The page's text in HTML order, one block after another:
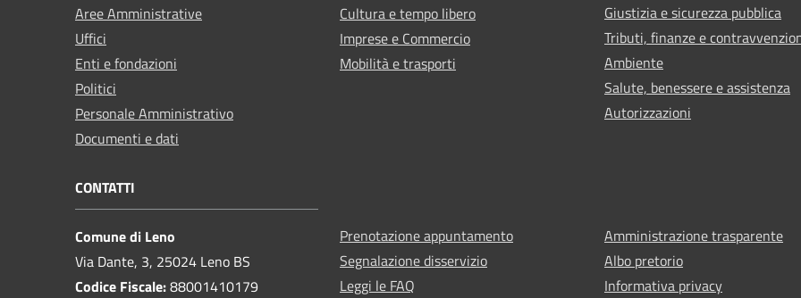
Aree Amministrative
Uffici
Enti e fondazioni
Politici
Personale Amministrativo
Documenti e dati
Cultura e tempo libero
Imprese e Commercio
Mobilità e trasporti
Giustizia e sicurezza pubblica
Tributi, finanze e
Ambiente
Salute, benessere e assistenza
Autorizzazioni
CONTATTI
Comune di Leno
Via Dante, 3, 25024 Leno BS
Codice Fiscale:88001410179
Prenotazione appuntamento
Segnalazione disservizio
Leggi le FAQ
Amministrazione trasparente
Albo pretorio
Informativa privacy